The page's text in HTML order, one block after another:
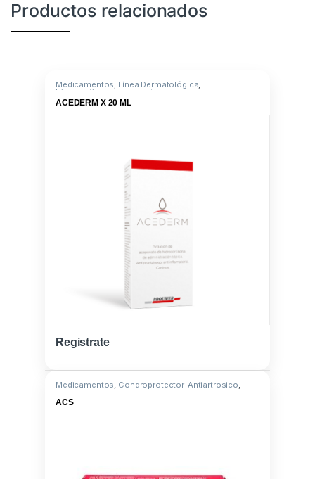
Productos relacionados
Medicamentos, Línea Dermatológica,
Hidrocortisona aceponato
ACEDERM X 20 ML
Registrate
Medicamentos, Condroprotector-Antiartrosico,
ACS